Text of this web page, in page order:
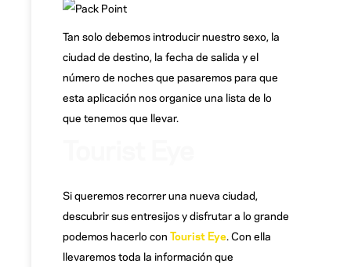
Tan solo debemos introducir nuestro sexo, la
ciudad de destino, la fecha de salida y el
número de noches que pasaremos para que
esta aplicación nos organice una lista de lo
que tenemos que llevar.
Si queremos recorrer una nueva ciudad,
descubrir sus entresijos y disfrutar a lo grande
podemos hacerlo con Tourist Eye . Con ella
llevaremos toda la información que